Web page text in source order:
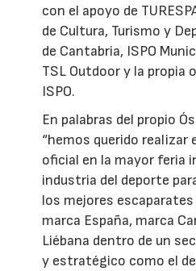
con el apoyo de
de Cultura, Turismo y
de Cantabria, ISPO
TSL Outdoor y la propia
ISPO.
En palabras del propio
“hemos querido
oficial en la mayor feria
industria del deporte
los mejores
marca España, marca
Liébana dentro de un
y estratégico como el